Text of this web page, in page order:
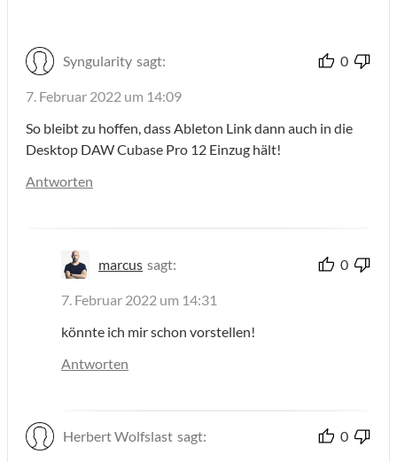
Syngularity sagt: 0
7. Februar 2022 um 14:09
So bleibt zu hoffen, dass Ableton Link dann auch in die
Desktop DAW Cubase Pro 12 Einzug hält!
Antworten
marcus sagt: 0
7. Februar 2022 um 14:31
könnte ich mir schon vorstellen!
Antworten
Herbert Wolfslast sagt: 0